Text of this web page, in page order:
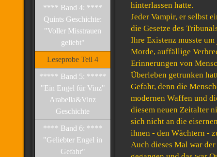
**** Band 4: ****
Quints Geschichte:
"Voller Misstrauen
geliebt"
Leseprobe Teil 4
***** Band 5: *****
"Ein Engel für Vinz"
Arabella&Vinz
Geschichte
**** Band 6: ****
"Geliebter Engel in
Gefahr"
hinterlassen hatte.
Jeder Vampir, er selbst
die Gesetze des
Ihre Existenz musste
Morde, auffällige
Erinnerungen von
Überleben getrunken
Gefahr, denn die
modernen Waffen und
diesem neuen Zeitalter
sich nicht an die
ihnen - den Wächtern -
Auch dieses Mal war